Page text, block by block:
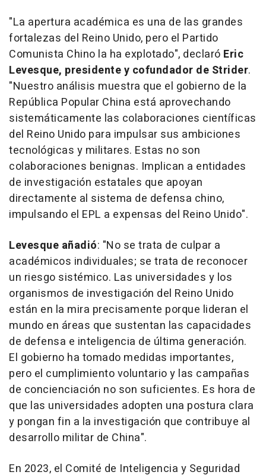
"La apertura académica es una de las grandes
fortalezas del Reino Unido, pero el Partido
Comunista Chino la ha explotado", declaró Eric
Levesque, presidente y cofundador de Strider.
"Nuestro análisis muestra que el gobierno de la
República Popular China está aprovechando
sistemáticamente las colaboraciones científicas
del Reino Unido para impulsar sus ambiciones
tecnológicas y militares. Estas no son
colaboraciones benignas. Implican a entidades
de investigación estatales que apoyan
directamente al sistema de defensa chino,
impulsando el EPL a expensas del Reino Unido".
Levesque añadió: "No se trata de culpar a
académicos individuales; se trata de reconocer
un riesgo sistémico. Las universidades y los
organismos de investigación del Reino Unido
están en la mira precisamente porque lideran el
mundo en áreas que sustentan las capacidades
de defensa e inteligencia de última generación.
El gobierno ha tomado medidas importantes,
pero el cumplimiento voluntario y las campañas
de concienciación no son suficientes. Es hora de
que las universidades adopten una postura clara
y pongan fin a la investigación que contribuye al
desarrollo militar de China".
En 2023, el Comité de Inteligencia y Seguridad